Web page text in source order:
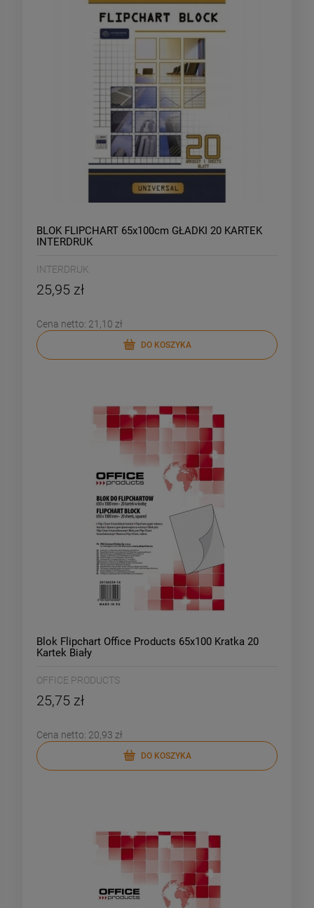
BLOK FLIPCHART 65x100cm GŁADKI 20 KARTEK
INTERDRUK
INTERDRUK
25,95 zł
Cena netto: 21,10 zł
DO KOSZYKA
Blok Flipchart Office Products 65x100 Kratka 20
Kartek Biały
OFFICE PRODUCTS
25,75 zł
Cena netto: 20,93 zł
DO KOSZYKA